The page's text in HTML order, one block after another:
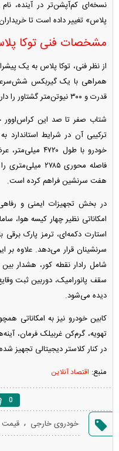
نسخه‌ای کم‌آپشن‌تر در آینده،
پلاس» تغییر داده است تا
مشخصات فنی توکا
قدرت و ۳۰۰ نیوتن‌متر گشتاور را دارد.
فاصله محوری
هفت سرنشین فراهم کرده است.
در بخش تجهیزات ایمنی و
امکاناتی نظیر چهار کیسه هوا،
سرنشینان قرار می‌دهد. علاوه بر
شامل رادار نقطه کور، هشدار
سقف پانورامیک، دوربین ثبت
دیده می‌شود.
کابین خودرو نیز به امکاناتی
تهویه، گرم‌کن غربیلک فرمان،
در کنار کلاستر دیجیتالی تجهیز
منبع: اقتصاد آنلاین
0
خودروی خارجی ، قیمت